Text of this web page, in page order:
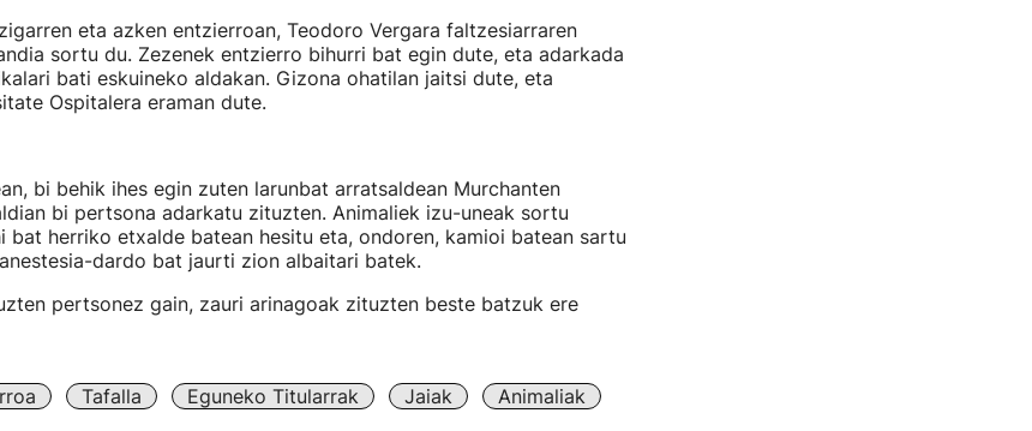
eta azken entzierroan, Teodoro Vergara faltzesiarraren
sortu du. Zezenek entzierro bihurri bat egin dute, eta adarkada
bati eskuineko aldakan. Gizona ohatilan jaitsi dute, eta
Ospitalera eraman dute.
bi behik ihes egin zuten larunbat arratsaldean Murchanten
bi pertsona adarkatu zituzten. Animaliek izu-uneak sortu
bat herriko etxalde batean hesitu eta, ondoren, kamioi batean sartu
dardo bat jaurti zion albaitari batek.
pertsonez gain, zauri arinagoak zituzten beste batzuk ere
Tafalla Eguneko Titularrak Jaiak Animaliak